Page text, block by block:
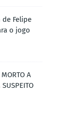
Felipe
o jogo
A